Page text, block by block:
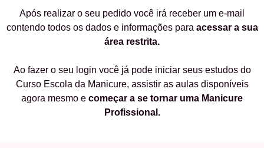
Após realizar o seu pedido você irá receber um e-mail
contendo todos os dados e informações para acessar a sua
área restrita.
Ao fazer o seu login você já pode iniciar seus estudos do
Curso Escola da Manicure, assistir as aulas disponíveis
agora mesmo e começar a se tornar uma Manicure
Profissional.